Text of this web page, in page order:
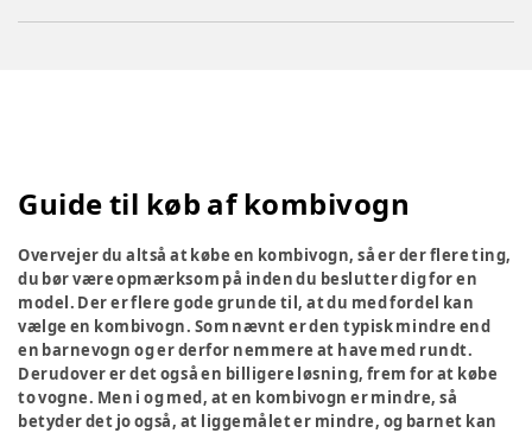
Guide til køb af kombivogn
Overvejer du altså at købe en kombivogn, så er der flere ting,
du bør være opmærksom på inden du beslutter dig for en
model. Der er flere gode grunde til, at du med fordel kan
vælge en kombivogn. Som nævnt er den typisk mindre end
en barnevogn og er derfor nemmere at have med rundt.
Derudover er det også en billigere løsning, frem for at købe
to vogne. Men i og med, at en kombivogn er mindre, så
betyder det jo også, at liggemålet er mindre, og barnet kan